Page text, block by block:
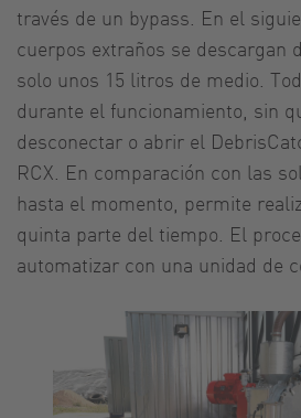
través de un bypass. En el
cuerpos extraños se descargan
solo unos 15 litros de medio.
durante el funcionamiento, sin
desconectar o abrir el
RCX. En comparación con las
hasta el momento, permite
quinta parte del tiempo. El
automatizar con una unidad de